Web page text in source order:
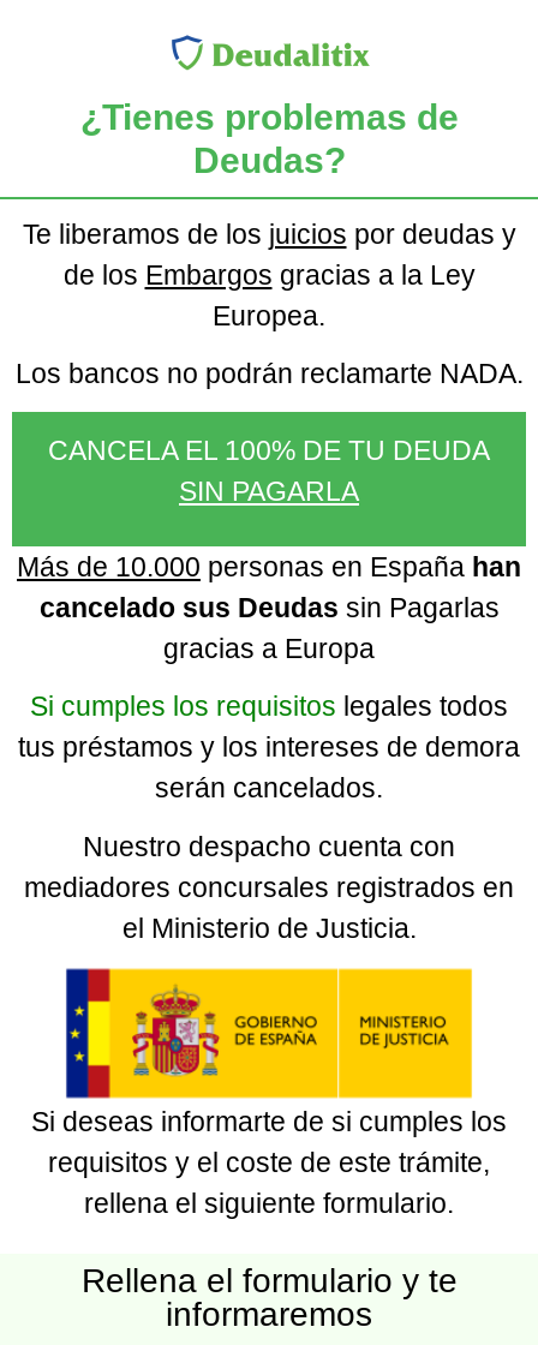
¿Tienes problemas de
Deudas?
Te liberamos de los juicios por deudas y
de los Embargos gracias a la Ley
Europea.
Los bancos no podrán reclamarte NADA.
CANCELA EL 100% DE TU DEUDA
SIN PAGARLA
Más de 10.000 personas en España han
cancelado sus Deudas sin Pagarlas
gracias a Europa
Si cumples los requisitos legales todos
tus préstamos y los intereses de demora
serán cancelados.
Nuestro despacho cuenta con
mediadores concursales registrados en
el Ministerio de Justicia.
Si deseas informarte de si cumples los
requisitos y el coste de este trámite,
rellena el siguiente formulario.
Rellena el formulario y te
informaremos